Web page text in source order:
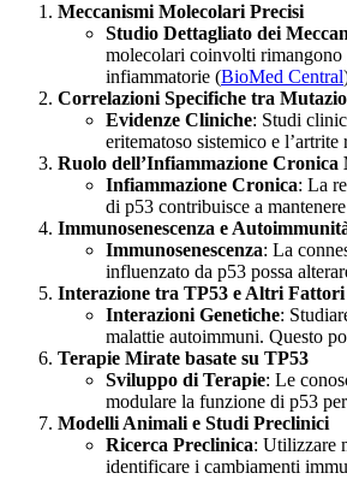
Meccanismi Molecolari Precisi
Studio Dettagliato dei
molecolari coinvolti rimangono
infiammatorie​ (BioMed Central
Correlazioni Specifiche tra
Evidenze Cliniche: Studi
eritematoso sistemico e
Ruolo dell’Infiammazione Cronica
Infiammazione Cronica: La
di p53 contribuisce a
Immunosenescenza e
Immunosenescenza: La
influenzato da p53 possa
Interazione tra TP53 e Altri Fattori
Interazioni Genetiche:
malattie autoimmuni. Questo
Terapie Mirate basate su TP53
Sviluppo di Terapie: Le
modulare la funzione di p53
Modelli Animali e Studi Preclinici
Ricerca Preclinica: Utilizzare
identificare i cambiamenti